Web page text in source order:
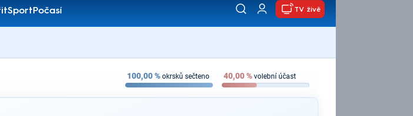
SportPočasí
TV živě
100,00% okrsků sečteno 40,00% volební účast